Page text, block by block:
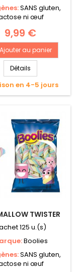
SANS gluten,
ni œuf
9,99 €
Ajouter au panier
Détails
en 4-5 jours
TWISTER
125 u.(s)
Boolies
SANS gluten,
ni œuf